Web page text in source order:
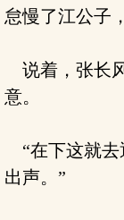
怠慢了江公子
说着，张长
意。
“在下这就去
出声。”